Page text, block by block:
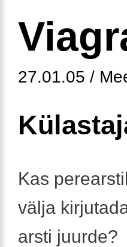
27.01.05 /
Kas
välja
arsti juurde?